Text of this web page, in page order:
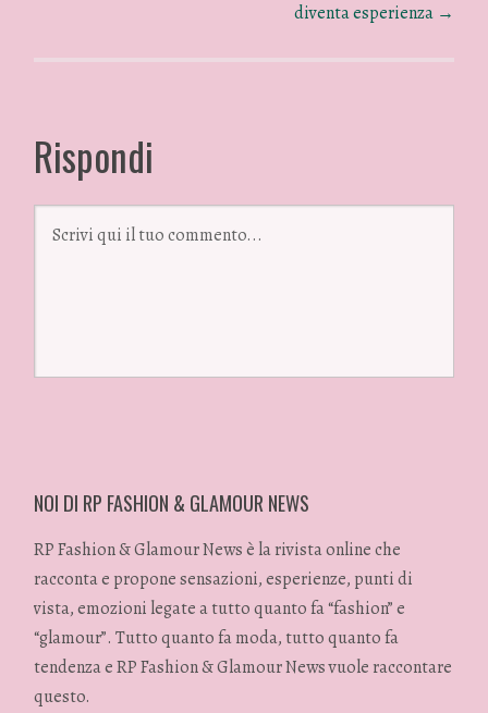
diventa esperienza →
Rispondi
NOI DI RP FASHION & GLAMOUR NEWS
RP Fashion & Glamour News è la rivista online che
racconta e propone sensazioni, esperienze, punti di
vista, emozioni legate a tutto quanto fa “fashion” e
“glamour”. Tutto quanto fa moda, tutto quanto fa
tendenza e RP Fashion & Glamour News vuole raccontare
questo.